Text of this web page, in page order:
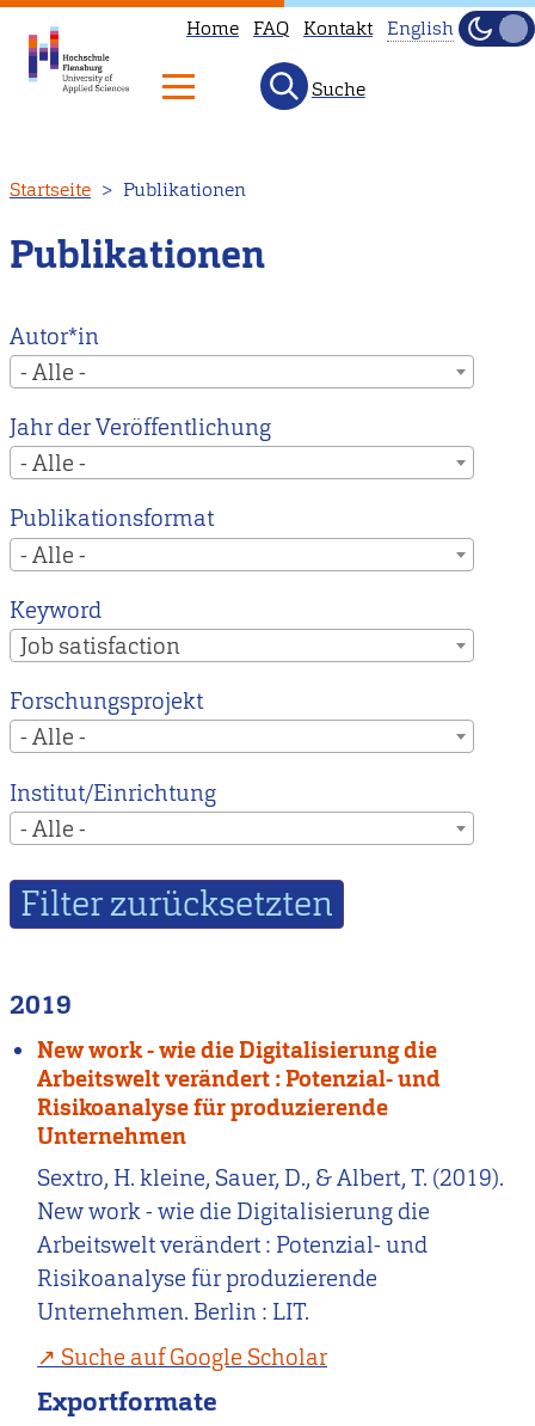
zum
Inhalt
Home FAQ Kontakt
to
our
main
instead.
English
Hell
Suche
Startseite Publikationen
Publikationen
Autor*in
- Alle -
Jahr der Veröffentlichung
- Alle -
Publikationsformat
- Alle -
Keyword
Job satisfaction
Forschungsprojekt
- Alle -
Institut/Einrichtung
- Alle -
2019
New work - wie die Digitalisierung die
Arbeitswelt verändert : Potenzial- und
Risikoanalyse für produzierende
Unternehmen
Sextro, H. kleine, Sauer, D., & Albert, T. (2019).
New work - wie die Digitalisierung die
Arbeitswelt verändert : Potenzial- und
Risikoanalyse für produzierende
Unternehmen. Berlin : LIT.
Suche auf Google Scholar
Exportformate